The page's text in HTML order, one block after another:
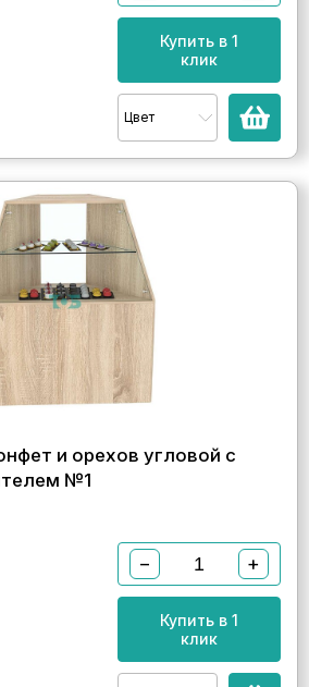
Купить в 1
клик
Цвет
и орехов угловой с
№1
− +
Купить в 1
клик